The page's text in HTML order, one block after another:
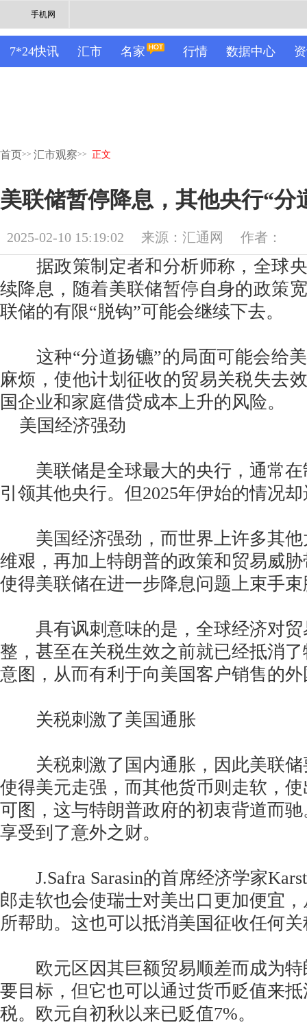
手机网
7*24快讯 汇市 名家 行情 数据中心
首页>> 汇市观察>> 正文
美联储暂停降息，其他央行“分
2025-02-10 15:19:02 来源：汇通网 作者：
据政策制定者和分析师称，全球央
续降息，随着美联储暂停自身的政策
联储的有限“脱钩”可能会继续下去。
这种“分道扬镳”的局面可能会给美
麻烦，使他计划征收的贸易关税失去
国企业和家庭借贷成本上升的风险。
美国经济强劲
美联储是全球最大的央行，通常在
引领其他央行。但2025年伊始的情况
美国经济强劲，而世界上许多其他
维艰，再加上特朗普的政策和贸易威
使得美联储在进一步降息问题上束手
具有讽刺意味的是，全球经济对贸
整，甚至在关税生效之前就已经抵消
意图，从而有利于向美国客户销售的
关税刺激了美国通胀
关税刺激了国内通胀，因此美联储
使得美元走强，而其他货币则走软，
可图，这与特朗普政府的初衷背道而
享受到了意外之财。
J.Safra Sarasin的首席经济学家
郎走软也会使瑞士对美出口更加便宜
所帮助。这也可以抵消美国征收任何
欧元区因其巨额贸易顺差而成为特
要目标，但它也可以通过货币贬值来
税。欧元自初秋以来已贬值7%。